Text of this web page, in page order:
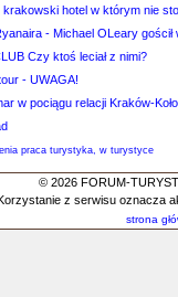
hotel w którym nie
- Michael OLeary gościł
Czy ktoś leciał z nimi?
- UWAGA!
w pociągu relacji Kraków-
praca turystyka, w turystyce
© 2026 FORUM-
z serwisu oznacza
strona